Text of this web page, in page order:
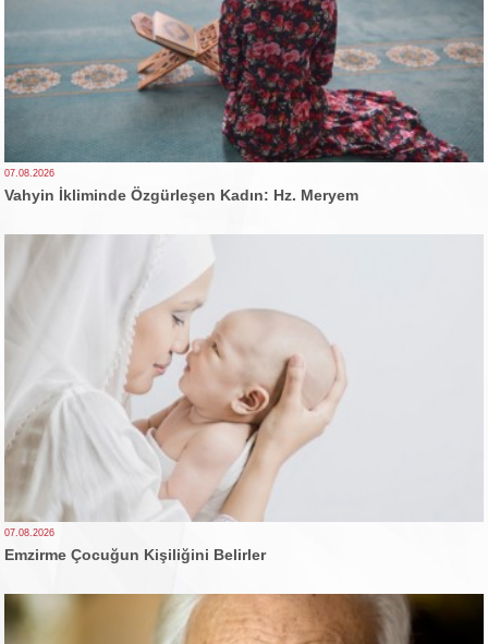
07.08.2026
Vahyin İkliminde Özgürleşen Kadın: Hz. Meryem
07.08.2026
Emzirme Çocuğun Kişiliğini Belirler